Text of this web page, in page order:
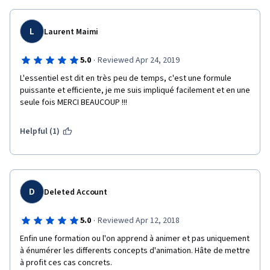
L Laurent Maimi
5.0 · Reviewed Apr 24, 2019
L'essentiel est dit en très peu de temps, c'est une formule
puissante et efficiente, je me suis impliqué facilement et en une
seule fois MERCI BEAUCOUP !!!
Helpful (1)
D Deleted Account
5.0 · Reviewed Apr 12, 2018
Enfin une formation ou l'on apprend à animer et pas uniquement
à énumérer les differents concepts d'animation. Hâte de mettre
à profit ces cas concrets.